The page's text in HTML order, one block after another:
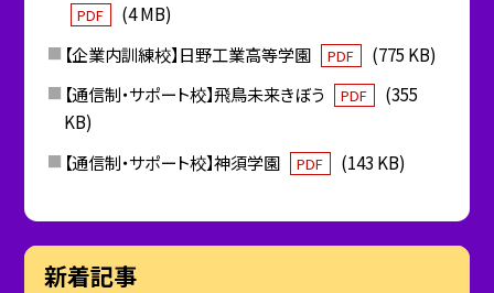
PDF
(4 MB)
【企業内訓練校】日野工業高等学園
PDF
(775 KB)
【通信制・サポート校】飛鳥未来きぼう
PDF
(355
KB)
【通信制・サポート校】神須学園
PDF (143 KB)
新着記事